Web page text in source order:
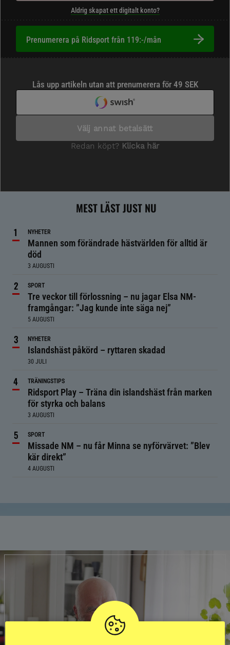
Aldrig skapat ett digitalt konto?
Prenumerera på Ridsport från 119:-/mån
MEST LÄST JUST NU
NYHETER
Mannen som förändrade hästvärlden för alltid är
död
3 AUGUSTI
SPORT
Tre veckor till förlossning – nu jagar Elsa NM-
framgångar: ”Jag kunde inte säga nej”
5 AUGUSTI
NYHETER
Islandshäst påkörd – ryttaren skadad
30 JULI
TRÄNINGSTIPS
Ridsport Play – Träna din islandshäst från marken
för styrka och balans
3 AUGUSTI
SPORT
Missade NM – nu får Minna se nyförvärvet: ”Blev
kär direkt”
4 AUGUSTI